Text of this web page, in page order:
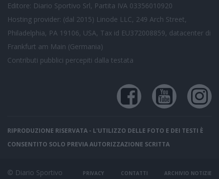
Editore: Diario Sportivo Srl, Partita IVA 03356010920
Hosting provider: (dal 2015) Linode LLC, 249 Arch Street,
Philadelphia, PA 19106, USA, Tax id EU372008859, datacenter di
Frankfurt am Main (Germania)
Contributi pubblici percepiti dalla testata
RIPRODUZIONE RISERVATA - L'UTILIZZO DELLE FOTO E DEI TESTI È
CONSENTITO SOLO PREVIA AUTORIZZAZIONE SCRITTA
© Diario Sportivo PRIVACY CONTATTI ARCHIVIO NOTIZIE